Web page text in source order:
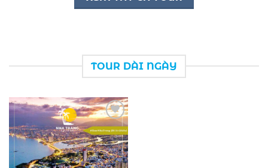
TOUR DÀI NGÀY
Add to
wishlist